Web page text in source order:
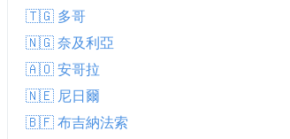
🇹🇬 多哥
🇳🇬 奈及利亞
🇦🇴 安哥拉
🇳🇪 尼日爾
🇧🇫 布吉納法索